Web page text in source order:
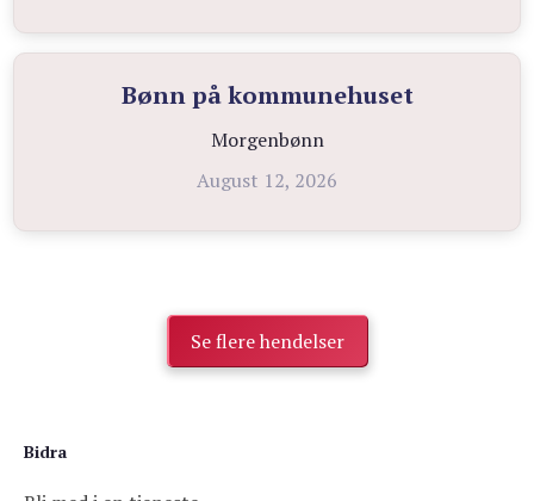
Bønn på kommunehuset
Morgenbønn
August 12, 2026
Se flere hendelser
Bidra